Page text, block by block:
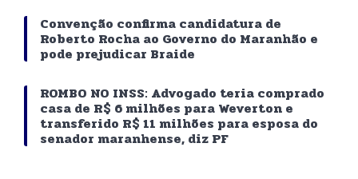
Convenção confirma candidatura de
Roberto Rocha ao Governo do Maranhão e
pode prejudicar Braide
ROMBO NO INSS: Advogado teria comprado
casa de R$ 6 milhões para Weverton e
transferido R$ 11 milhões para esposa do
senador maranhense, diz PF